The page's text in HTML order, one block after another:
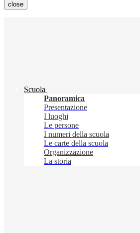
close
Scuola
Panoramica
Presentazione
I luoghi
Le persone
I numeri della scuola
Le carte della scuola
Organizzazione
La storia